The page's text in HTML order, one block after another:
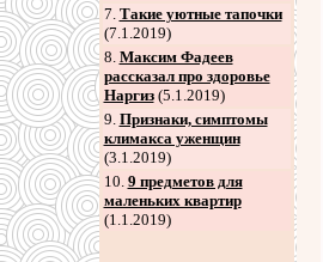
7. Такие уютные тапочки
(7.1.2019)
8. Максим Фадеев
рассказал про здоровье
Наргиз(5.1.2019)
9. Признаки, симптомы
климакса уженщин
(3.1.2019)
10. 9 предметов для
маленьких квартир
(1.1.2019)